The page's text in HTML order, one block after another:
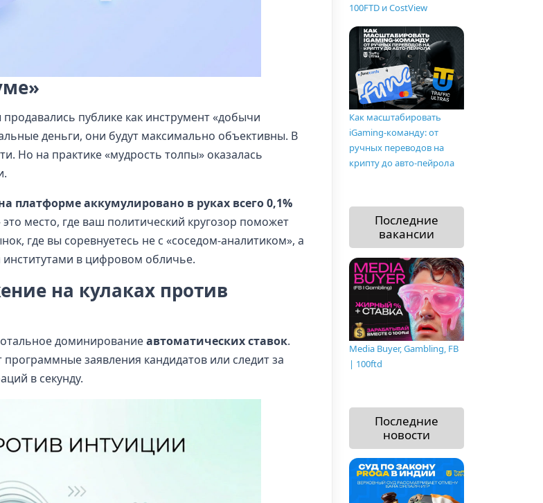
публике как инструмент «добычи
деньги, они будут максимально объективны. В
Но на практике «мудрость толпы» оказалась
платформе аккумулировано в руках всего 0,1%
место, где ваш политический кругозор поможет
где вы соревнуетесь не с «соседом-аналитиком», а
в цифровом обличье.
на кулаках против
доминированиеавтоматических ставок.
заявления кандидатов или следит за
в секунду.
100FTD и CostView
Как масштабировать
iGaming-команду: от
ручных переводов на
крипту до авто-пейрола
Последние
вакансии
Media Buyer, Gambling, FB
| 100ftd
Последние
новости